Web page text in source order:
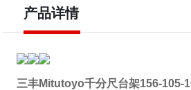
产品详情
三丰Mitutoyo千分尺台架156-105-